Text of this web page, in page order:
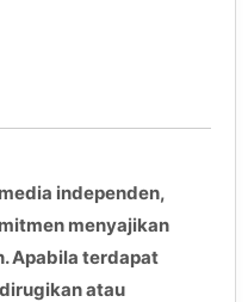
independen,
menyajikan
Apabila terdapat
atau